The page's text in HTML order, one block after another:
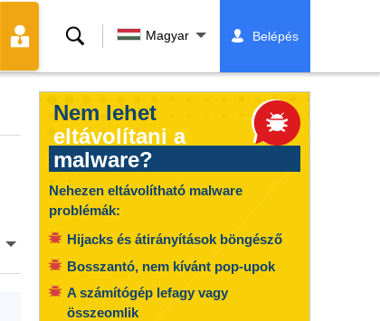
Keresés Magyar Belépés
Nem lehet
eltávolítani a
malware?
Nehezen eltávolítható malware
problémák:
Hijacks és átirányítások böngésző
Bosszantó, nem kívánt pop-upok
A számítógép lefagy vagy
összeomlik